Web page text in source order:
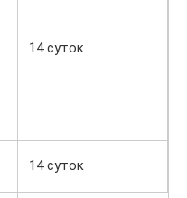
14 суток
14 суток